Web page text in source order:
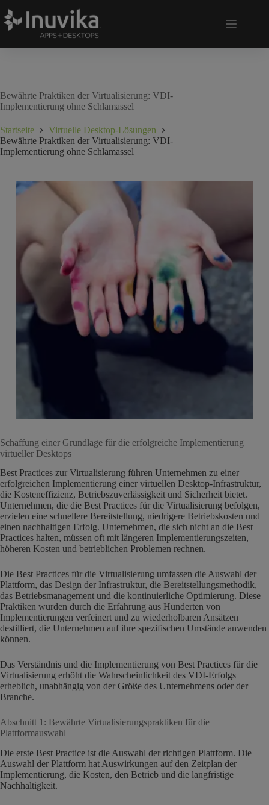
Bewährte Praktiken der Virtualisierung: VDI-
Implementierung ohne Schlamassel
Startseite
Virtuelle Desktop-Lösungen
Bewährte Praktiken der Virtualisierung: VDI-
Implementierung ohne Schlamassel
Schaffung einer Grundlage für die erfolgreiche Implementierung
virtueller Desktops
Best Practices zur Virtualisierung führen Unternehmen zu einer
erfolgreichen Implementierung einer virtuellen Desktop-Infrastruktur,
die Kosteneffizienz, Betriebszuverlässigkeit und Sicherheit bietet.
Unternehmen, die die Best Practices für die Virtualisierung befolgen,
erzielen eine schnellere Bereitstellung, niedrigere Betriebskosten und
einen nachhaltigen Erfolg. Unternehmen, die sich nicht an die Best
Practices halten, müssen oft mit längeren Implementierungszeiten,
höheren Kosten und betrieblichen Problemen rechnen.
Die Best Practices für die Virtualisierung umfassen die Auswahl der
Plattform, das Design der Infrastruktur, die Bereitstellungsmethodik,
das Betriebsmanagement und die kontinuierliche Optimierung. Diese
Praktiken wurden durch die Erfahrung aus Hunderten von
Implementierungen verfeinert und zu wiederholbaren Ansätzen
destilliert, die Unternehmen auf ihre spezifischen Umstände anwenden
können.
Das Verständnis und die Implementierung von Best Practices für die
Virtualisierung erhöht die Wahrscheinlichkeit des VDI-Erfolgs
erheblich, unabhängig von der Größe des Unternehmens oder der
Branche.
Abschnitt 1: Bewährte Virtualisierungspraktiken für die
Plattformauswahl
Die erste Best Practice ist die Auswahl der richtigen Plattform. Die
Auswahl der Plattform hat Auswirkungen auf den Zeitplan der
Implementierung, die Kosten, den Betrieb und die langfristige
Nachhaltigkeit.